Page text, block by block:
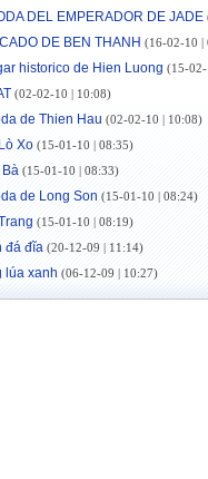
DEL EMPERADOR DE JADE
DE BEN THANH (16-02-10 |
historico de Hien Luong (15-
(02-02-10 | 10:08)
de Thien Hau (02-02-10 | 10:08)
Xo (15-01-10 | 08:35)
Bà (15-01-10 | 08:33)
de Long Son (15-01-10 | 08:24)
(15-01-10 | 08:19)
đá đĩa (20-12-09 | 11:14)
lúa xanh (06-12-09 | 10:27)